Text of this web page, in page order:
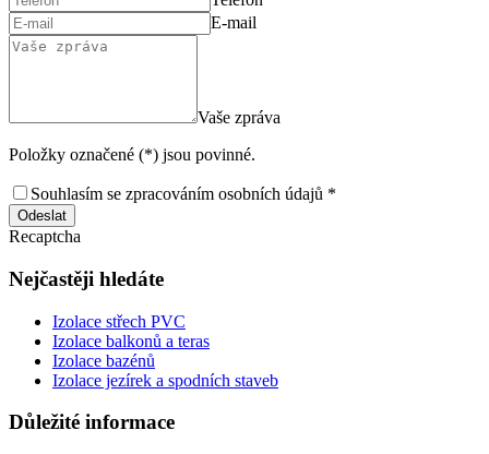
E-mail
Vaše zpráva
Položky označené (*) jsou povinné.
Souhlasím se zpracováním osobních údajů *
Odeslat
Recaptcha
Nejčastěji hledáte
Izolace střech PVC
Izolace balkonů a teras
Izolace bazénů
Izolace jezírek a spodních staveb
Důležité informace